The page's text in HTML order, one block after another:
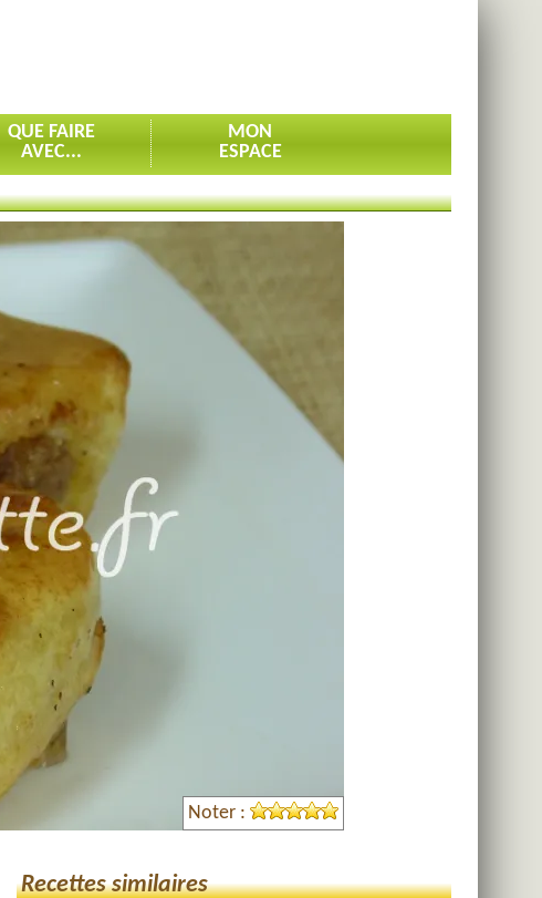
QUE FAIRE
AVEC...
MON
ESPACE
Noter :
Recettes similaires